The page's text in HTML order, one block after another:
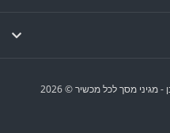
מגיני מסך לכל מכשיר © 2026